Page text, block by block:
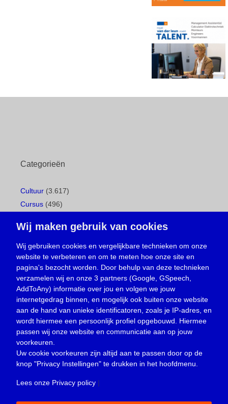
Categorieën
Cultuur (3.617)
Cursus (496)
Gemeentepagina(104)
Ingezonden brief(537)
Media(156)
Nieuws (23.329)
Oproep(734)
Overlijden(39)
Podcast(18)
prijsvraag (5)
Religie (1.438)
Service(226)
Wij maken gebruik van cookies
Wij gebruiken cookies en vergelijkbare technieken om onze
website te verbeteren en om te meten hoe onze site en
pagina's bezocht worden. Door behulp van deze technieken
verzamelen wij en onze 3 partners (Google, GSpeech,
AddToAny) informatie over jou en volgen we jouw
internetgedrag binnen, en mogelijk ook buiten onze website
aan de hand van unieke identificatoren, zoals je IP-adres, en
wordt hiermee een persoonlijk profiel opgebouwd. Hiermee
passen wij onze website en communicatie aan op jouw
voorkeuren.
Uw cookie voorkeuren zijn altijd aan te passen door op de
knop "Privacy Instellingen" te drukken in het hoofdmenu.
Lees onze Privacy policy |